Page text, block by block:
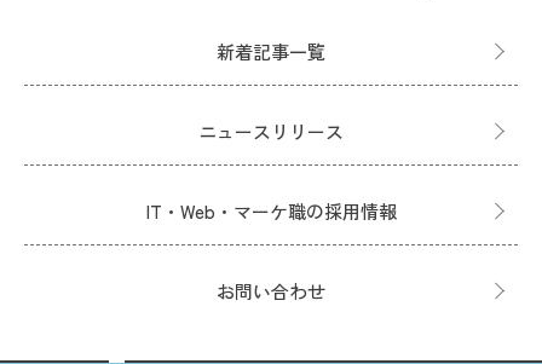
新着記事一覧
ニュースリリース
IT・Web・マーケ職の採用情報
お問い合わせ